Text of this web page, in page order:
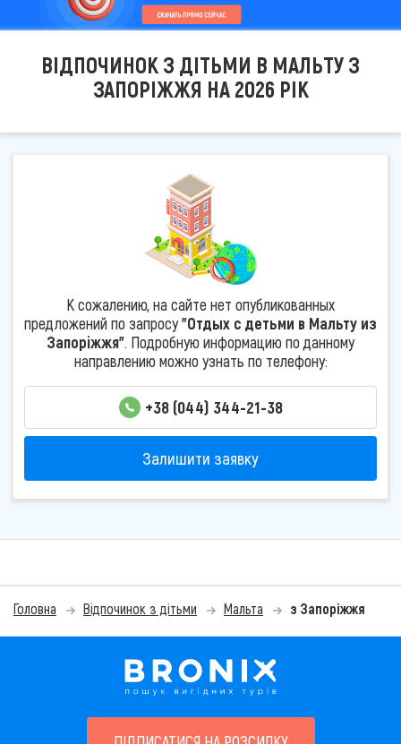
ВІДПОЧИНОК З ДІТЬМИ В МАЛЬТУ З
ЗАПОРІЖЖЯ НА 2026 РІК
К сожалению, на сайте нет опубликованных
предложений по запросу"Отдых с детьми в Мальту из
Запоріжжя". Подробную информацию по данному
направлению можно узнать по телефону:
+38 (044) 344-21-38
Залишити заявку
Головна Відпочинок з дітьми Мальта з Запоріжжя